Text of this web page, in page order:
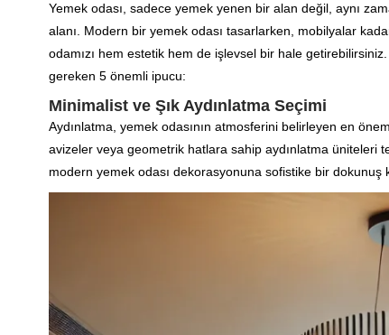
Yemek odası, sadece yemek yenen bir alan değil, aynı
alanı. Modern bir yemek odası tasarlarken, mobilyalar
odamızı hem estetik hem de işlevsel bir hale
gereken 5 önemli ipucu:
Minimalist ve Şık Aydınlatma Seçimi
Aydınlatma, yemek odasının atmosferini belirleyen en
avizeler veya geometrik hatlara sahip aydınlatma üniteleri
modern yemek odası dekorasyonuna sofistike bir dokunuş